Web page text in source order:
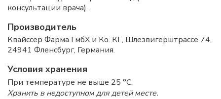
консультации врача).
Производитель
Квайссер Фарма ГмбХ и Ко. КГ, Шлезвигерштрассе 74,
24941 Фленсбург, Германия.
Условия хранения
При температуре не выше 25 °C.
Хранить в недоступном для детей месте.